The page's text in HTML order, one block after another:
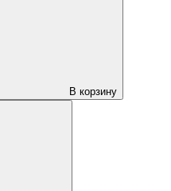
В корзину